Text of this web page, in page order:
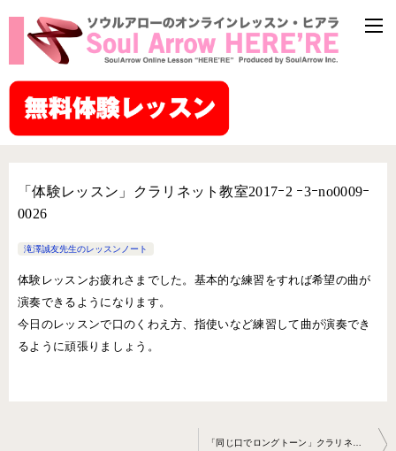
「体験レッスン」クラリネット教室2017ｰ2 ｰ3ｰno0009ｰ
0026
滝澤誠友先生のレッスンノート
体験レッスンお疲れさまでした。基本的な練習をすれば希望の曲が
演奏できるようになります。
今日のレッスンで口のくわえ方、指使いなど練習して曲が演奏でき
るように頑張りましょう。
「同じ口でロングトーン」クラリネット教室2017-2-22-no0009-0026